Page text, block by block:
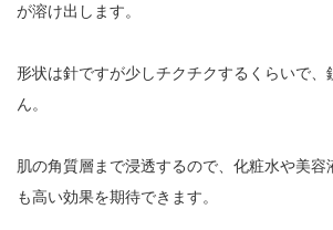
が溶け出します。
形状は針ですが少しチクチクするくらいで、
ん。
肌の角質層まで浸透するので、化粧水や美容
も高い効果を期待できます。